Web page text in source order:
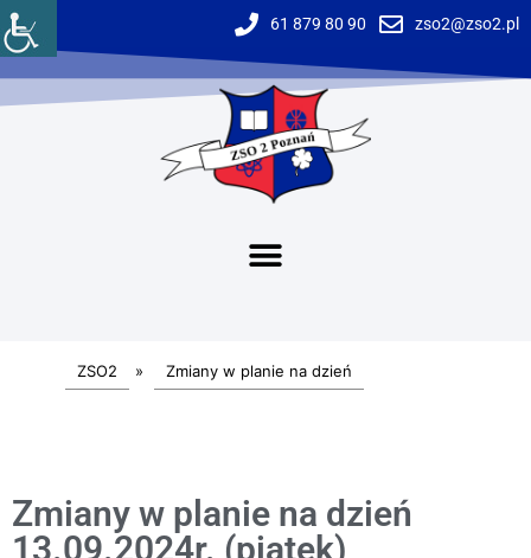
61 879 80 90 zso2@zso2.pl
ZSO2 » Zmiany w planie na dzień
Zmiany w planie na dzień
13.09.2024r. (piątek)